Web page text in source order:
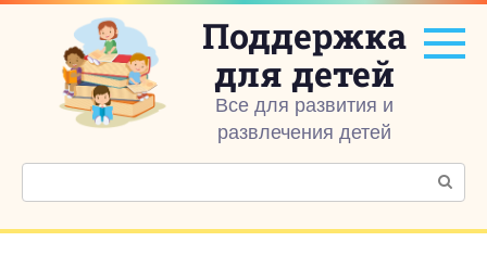
Перейти
контенту
Поддержка
для детей
Все для развития и
развлечения детей
Поиск: